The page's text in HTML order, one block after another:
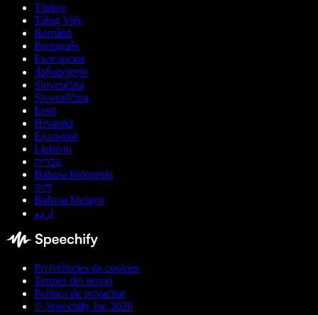
Türkçe
Tiếng Việt
Română
Português
Български
ქართული
Slovenčina
Slovenščina
Eesti
Hrvatski
Ελληνικά
Lietuvių
עברית
Bahasa Indonesia
বাংলা
Bahasa Melayu
اردو
Preferències de cookies
Termes del servei
Política de privacitat
© Speechify Inc 2026